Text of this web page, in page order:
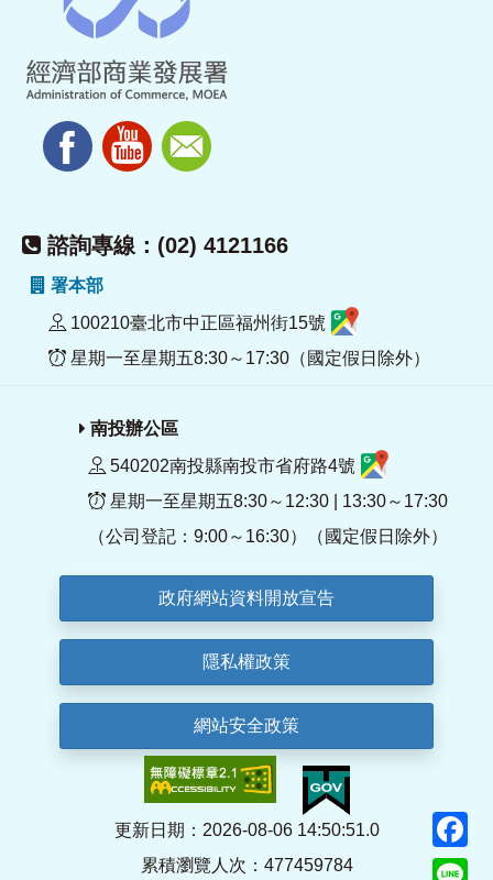
諮詢專線：(02) 4121166
署本部
100210臺北市中正區福州街15號
星期一至星期五8:30～17:30（國定假日除外）
南投辦公區
540202南投縣南投市省府路4號
星期一至星期五8:30～12:30 | 13:30～17:30
（公司登記：9:00～16:30）（國定假日除外）
政府網站資料開放宣告
隱私權政策
網站安全政策
更新日期：2026-08-06 14:50:51.0
累積瀏覽人次：477459784